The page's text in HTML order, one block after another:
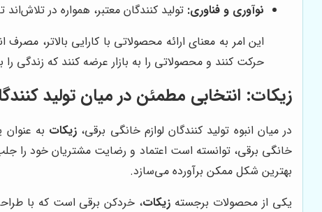
نوآوری و فناوری: تولید کنندگان معتبر، همواره در
این امر به معنای ارائه محصولاتی با کارایی بالاتر،
حرکت کنند و محصولاتی را به بازار عرضه کنند که زندگی
زیکات: انتخابی مطمئن در میان تولید
در میان انبوه تولید کنندگان لوازم خانگی برقی، زیکات به
خانگی برقی، توانسته است اعتماد و رضایت مشتریان خود را
بهترین شکل ممکن برآورده می‌سازد.
یکی از محصولات برجسته زیکات، خردکن برقی است که با